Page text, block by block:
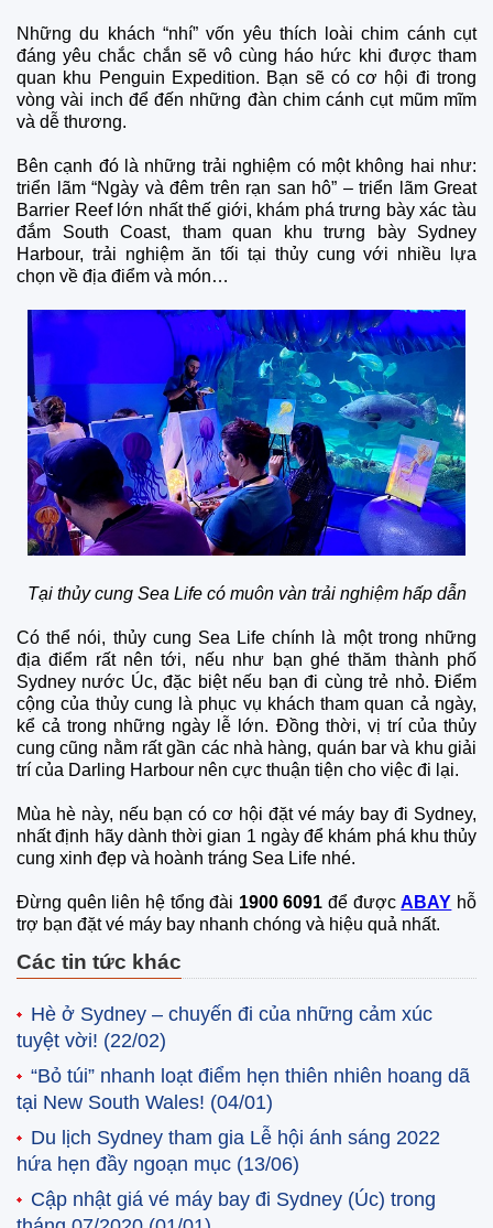
Những du khách “nhí” vốn yêu thích loài chim cánh cụt
đáng yêu chắc chắn sẽ vô cùng háo hức khi được tham
quan khu Penguin Expedition. Bạn sẽ có cơ hội đi trong
vòng vài inch để đến những đàn chim cánh cụt mũm mĩm
và dễ thương.
Bên cạnh đó là những trải nghiệm có một không hai như:
triển lãm “Ngày và đêm trên rạn san hô” – triển lãm Great
Barrier Reef lớn nhất thế giới, khám phá trưng bày xác tàu
đắm South Coast, tham quan khu trưng bày Sydney
Harbour, trải nghiệm ăn tối tại thủy cung với nhiều lựa
chọn về địa điểm và món…
Tại thủy cung Sea Life có muôn vàn trải nghiệm hấp dẫn
Có thể nói, thủy cung Sea Life chính là một trong những
địa điểm rất nên tới, nếu như bạn ghé thăm thành phố
Sydney nước Úc, đặc biệt nếu bạn đi cùng trẻ nhỏ. Điểm
cộng của thủy cung là phục vụ khách tham quan cả ngày,
kể cả trong những ngày lễ lớn. Đồng thời, vị trí của thủy
cung cũng nằm rất gần các nhà hàng, quán bar và khu giải
trí của Darling Harbour nên cực thuận tiện cho việc đi lại.
Mùa hè này, nếu bạn có cơ hội đặt vé máy bay đi Sydney,
nhất định hãy dành thời gian 1 ngày để khám phá khu thủy
cung xinh đẹp và hoành tráng Sea Life nhé.
Đừng quên liên hệ tổng đài 1900 6091 để đượcABAY hỗ
trợ bạn đặt vé máy bay nhanh chóng và hiệu quả nhất.
Các tin tức khác
Hè ở Sydney – chuyến đi của những cảm xúc
tuyệt vời! (22/02)
“Bỏ túi” nhanh loạt điểm hẹn thiên nhiên hoang dã
tại New South Wales! (04/01)
Du lịch Sydney tham gia Lễ hội ánh sáng 2022
hứa hẹn đầy ngoạn mục (13/06)
Cập nhật giá vé máy bay đi Sydney (Úc) trong